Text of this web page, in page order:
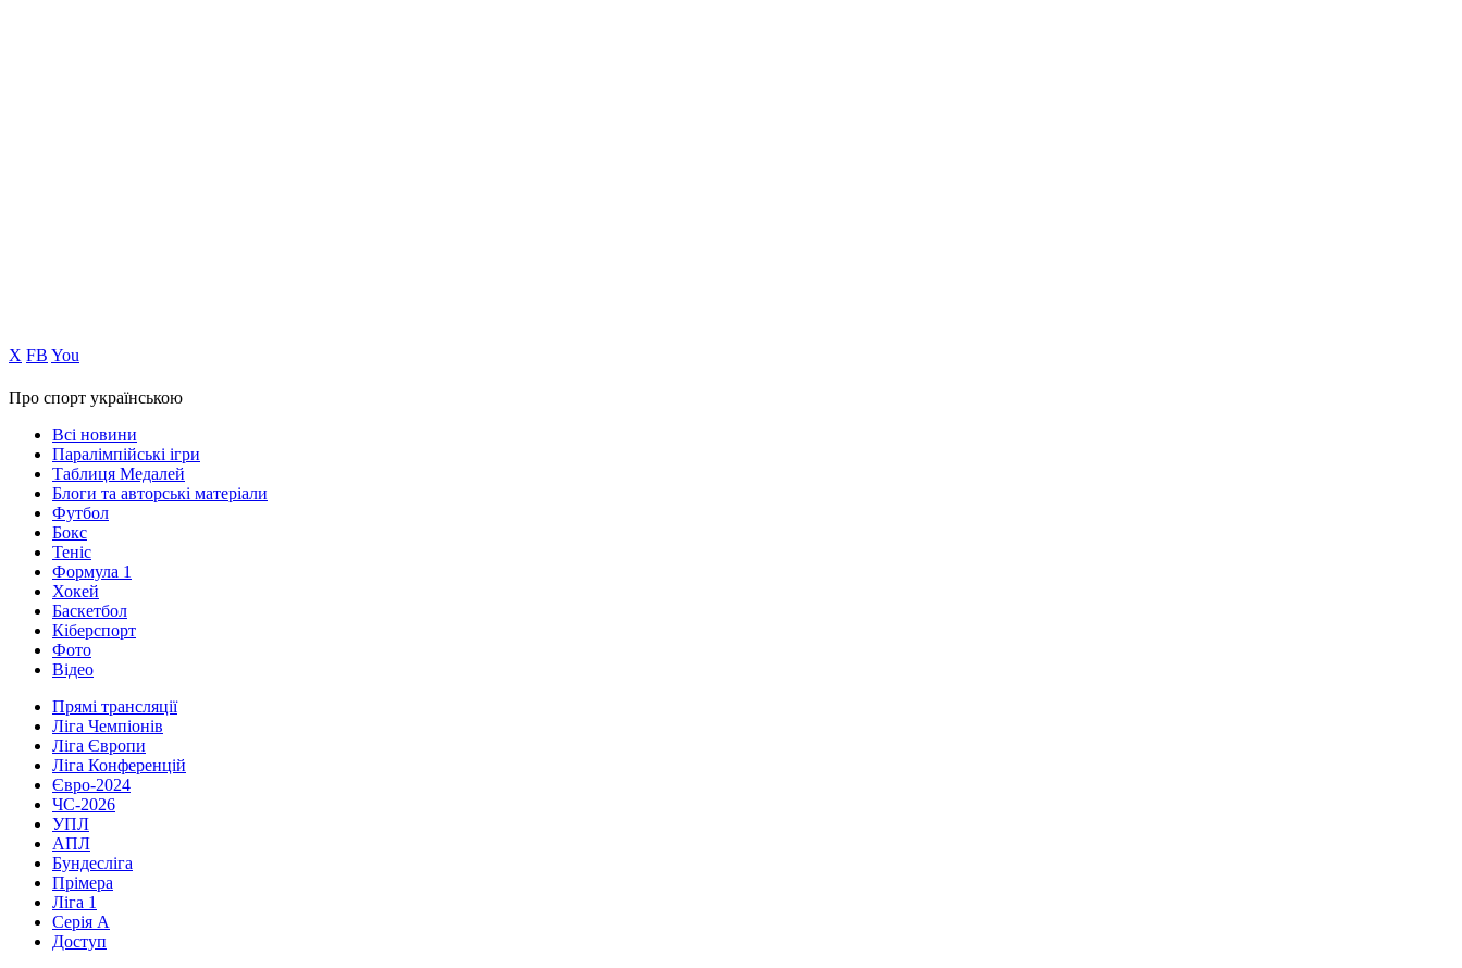
Х FB You
Про спорт українською
Всі новини
Паралімпійські ігри
Таблиця Медалей
Блоги та авторські матеріали
Футбол
Бокс
Теніс
Формула 1
Хокей
Баскетбол
Кіберспорт
Фото
Відео
Прямі трансляції
Ліга Чемпіонів
Ліга Європи
Ліга Конференцій
Євро-2024
ЧС-2026
УПЛ
АПЛ
Бундесліга
Прімера
Ліга 1
Серія А
Доступ